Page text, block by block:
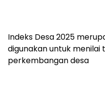
Indeks Desa 2025
digunakan untuk
perkembangan desa